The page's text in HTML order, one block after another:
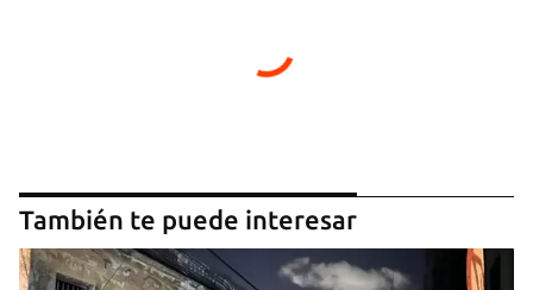
También te puede interesar